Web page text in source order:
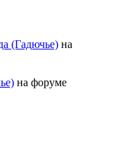
(Гадючье) на
на форуме